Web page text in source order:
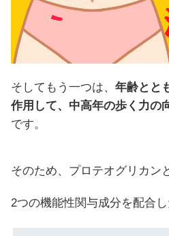
そしてもう一つは、 年齢とと
作用して、中高年の歩く力の
です。
そのため、プロテオグリカン
2つの機能性関与成分を配合し